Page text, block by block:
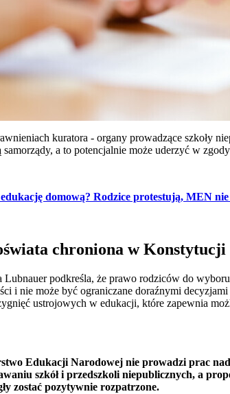
kuratora - organy prowadzące szkoły
a to potencjalnie może uderzyć w
edukację domową? Rodzice protestują, MEN
chroniona w Konstytucji
podkreśla, że prawo rodziców do
i nie może być ograniczane doraźnymi
ustrojowych w edukacji, które zapewnia
Edukacji Narodowej nie prowadzi prac
szkół i przedszkoli niepublicznych, a
zostać pozytywnie rozpatrzone.